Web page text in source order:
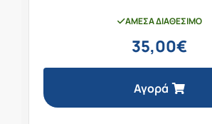
ΆΜΕΣΑ ΔΙΑΘΈΣΙΜΟ
35,00€
Αγορά